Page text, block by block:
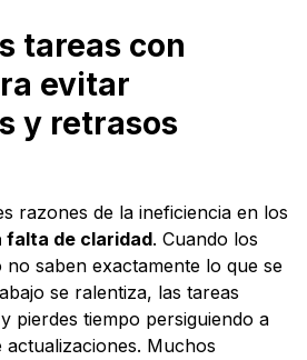
tareas con
evitar
y retrasos
razones de la ineficiencia en los
falta de claridad. Cuando los
no saben exactamente lo que se
se ralentiza, las tareas
pierdes tiempo persiguiendo a
actualizaciones. Muchos